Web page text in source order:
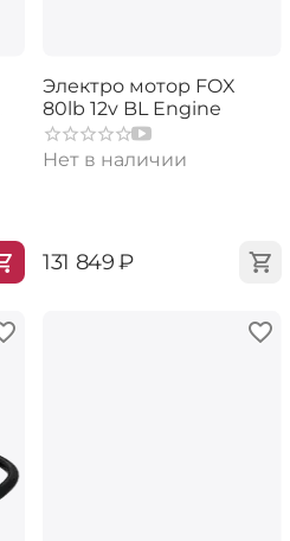
Электро мотор FOX
80lb 12v BL Engine
Нет в наличии
‍131 849‍ ₽